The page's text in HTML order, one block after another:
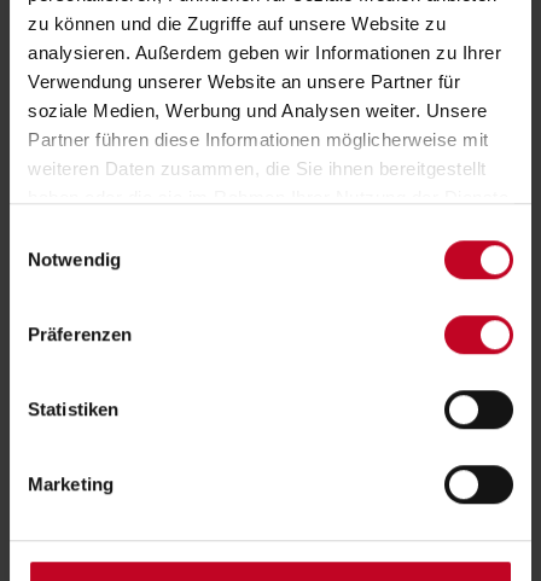
zu können und die Zugriffe auf unsere Website zu
analysieren. Außerdem geben wir Informationen zu Ihrer
Verwendung unserer Website an unsere Partner für
soziale Medien, Werbung und Analysen weiter. Unsere
Partner führen diese Informationen möglicherweise mit
weiteren Daten zusammen, die Sie ihnen bereitgestellt
Notwendig
Präferenzen
Statistiken
Marketing
der selben Wohnlandschaft unterschiedliche Lehnenhöhen
der Couch auf, sondern sorgt je nach Bedürfnis auch für noch